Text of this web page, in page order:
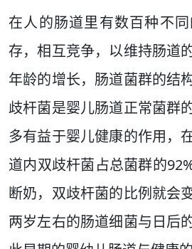
在人的肠道里有数百种不
存，相互竞争，以维持肠道
年龄的增长，肠道菌群的结
歧杆菌是婴儿肠道正常菌群
多有益于婴儿健康的作用，
道内双歧杆菌占总菌群的
断奶，双歧杆菌的比例就会
两岁左右的肠道细菌与日后